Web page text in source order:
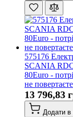
575176
SCANIA
80Euro -
не
13 796,83
Додати в